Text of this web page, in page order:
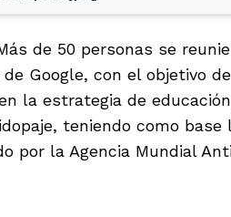
de 50 personas se
Google, con el objetivo
la estrategia de
teniendo como
por la Agencia Mundial